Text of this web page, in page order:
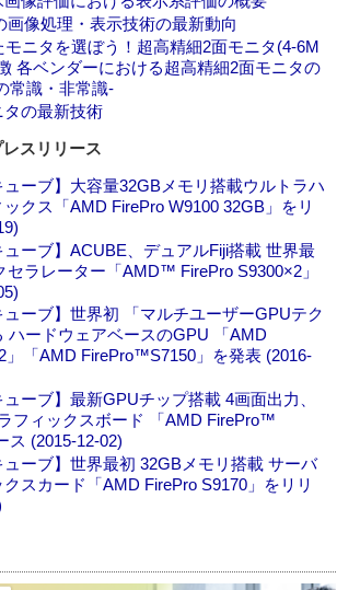
画像処理・表示技術の最新動向
ニタを選ぼう！超高精細2面モニタ(4-6M
各ベンダーにおける超高精細2面モニタの
常識・非常識-
の最新技術
スリリース
ューブ】大容量32GBメモリ搭載ウルトラハ
クス「AMD FirePro W9100 32GB」をリ
ューブ】ACUBE、デュアルFiji搭載 世界最
セラレーター「AMD™ FirePro S9300×2」
ューブ】世界初 「マルチユーザーGPUテク
ハードウェアベースのGPU 「AMD
「AMD FirePro™S7150」を発表 (2016-
ューブ】最新GPUチップ搭載 4画面出力、
フィックスボード 「AMD FirePro™
ス (2015-12-02)
ューブ】世界最初 32GBメモリ搭載 サーバ
スカード「AMD FirePro S9170」をリリ